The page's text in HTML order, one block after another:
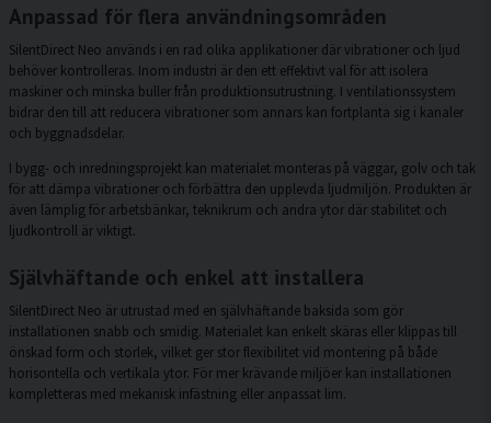
Anpassad för flera användningsområden
SilentDirect Neo används i en rad olika applikationer där vibrationer och ljud
behöver kontrolleras. Inom industri är den ett effektivt val för att isolera
maskiner och minska buller från produktionsutrustning. I ventilationssystem
bidrar den till att reducera vibrationer som annars kan fortplanta sig i kanaler
och byggnadsdelar.
I bygg- och inredningsprojekt kan materialet monteras på väggar, golv och tak
för att dämpa vibrationer och förbättra den upplevda ljudmiljön. Produkten är
även lämplig för arbetsbänkar, teknikrum och andra ytor där stabilitet och
ljudkontroll är viktigt.
Självhäftande och enkel att installera
SilentDirect Neo är utrustad med en självhäftande baksida som gör
installationen snabb och smidig. Materialet kan enkelt skäras eller klippas till
önskad form och storlek, vilket ger stor flexibilitet vid montering på både
horisontella och vertikala ytor. För mer krävande miljöer kan installationen
kompletteras med mekanisk infästning eller anpassat lim.